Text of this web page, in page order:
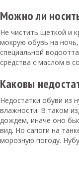
Можно ли
Не чистить щеткой и
мокрую обувь на
специальной
средства с маслом в
Каковы
Недостатки обуви из
влажности. В таком
дождем, иначе оно
вид. Но сапоги на
морозную погоду.